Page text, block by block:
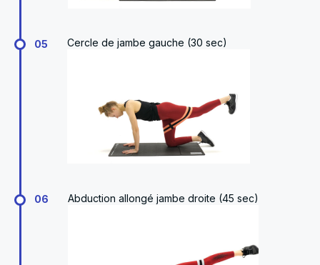
05 Cercle de jambe gauche (30 sec)
06 Abduction allongé jambe droite (45 sec)